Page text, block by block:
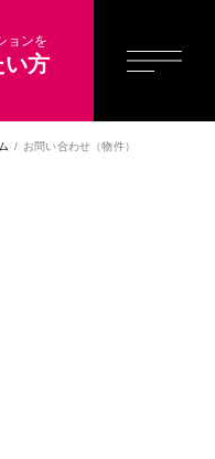
ョンを
い方
お問い合わせ（物件）